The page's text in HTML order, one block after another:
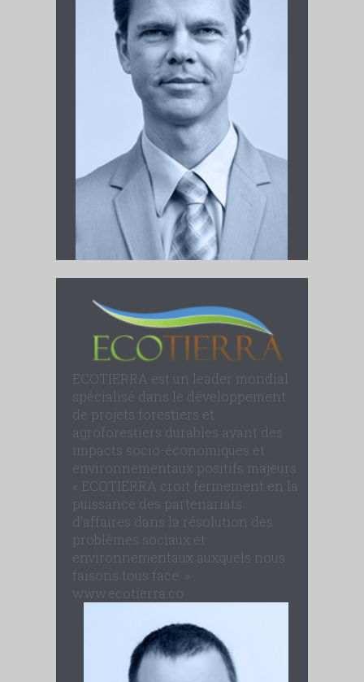
ECOTIERRA est un leader mondial
spécialisé dans le développement
de projets forestiers et
agroforestiers durables ayant des
impacts socio-économiques et
environnementaux positifs majeurs.
« ECOTIERRA croit fermement en la
puissance des partenariats
d’affaires dans la résolution des
problèmes sociaux et
environnementaux auxquels nous
faisons tous face. »
www.ecotierra.co